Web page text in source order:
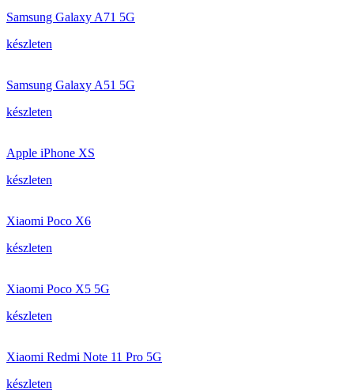
Samsung Galaxy A71 5G
készleten
Samsung Galaxy A51 5G
készleten
Apple iPhone XS
készleten
Xiaomi Poco X6
készleten
Xiaomi Poco X5 5G
készleten
Xiaomi Redmi Note 11 Pro 5G
készleten